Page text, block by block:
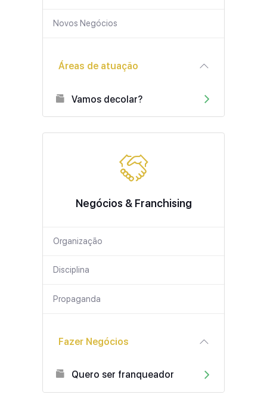
Novos Negócios
Áreas de atuação
Vamos decolar?
Negócios & Franchising
Organização
Disciplina
Propaganda
Fazer Negócios
Quero ser franqueador